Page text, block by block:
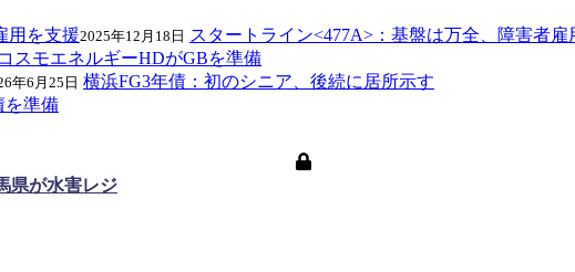
2025年12月18日 スタートライン<477A>：基盤は万全、障害者雇
コスモエネルギーHDがGBを準備
年6月25日 横浜FG3年債：初のシニア、後続に居所示す
を準備
県が水害レジ